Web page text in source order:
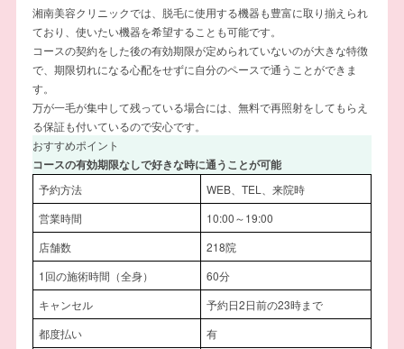
湘南美容クリニックでは、脱毛に使用する機器も豊富に取り揃えられ
ており、使いたい機器を希望することも可能です。
コースの契約をした後の有効期限が定められていないのが大きな特徴
で、期限切れになる心配をせずに自分のペースで通うことができま
す。
万が一毛が集中して残っている場合には、無料で再照射をしてもらえ
る保証も付いているので安心です。
おすすめポイント
コースの有効期限なしで好きな時に通うことが可能
予約方法
WEB、TEL、来院時
営業時間
10:00～19:00
店舗数
218院
1回の施術時間（全身）
60分
キャンセル
予約日2日前の23時まで
都度払い
有